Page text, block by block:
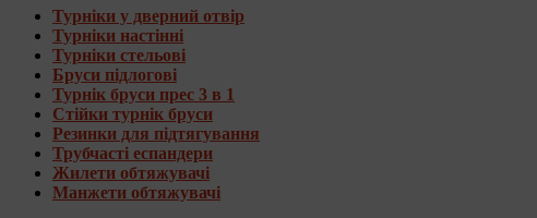
Турніки у дверний отвір
Турніки настінні
Турніки стельові
Бруси підлогові
Турнік бруси прес 3 в 1
Стійки турнік бруси
Резинки для підтягування
Трубчасті еспандери
Жилети обтяжувачі
Манжети обтяжувачі